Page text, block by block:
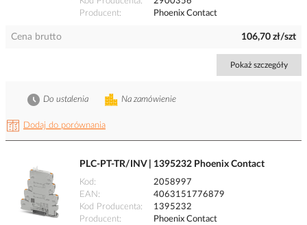
Producent
Phoenix Contact
Cena brutto 106,70 zł/szt
Pokaż szczegóły
Dodaj do porównania
Na zamówienie
Do ustalenia
PLC-PT-TR/INV | 1395232 Phoenix Contact
Kod
2058997
EAN
4063151776879
Kod Producenta
1395232
Producent
Phoenix Contact